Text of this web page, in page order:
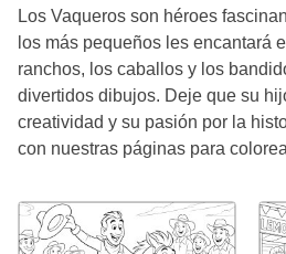
Los Vaqueros son héroes
los más pequeños les encantará
ranchos, los caballos y los
divertidos dibujos. Deje que su
creatividad y su pasión por la
con nuestras páginas para